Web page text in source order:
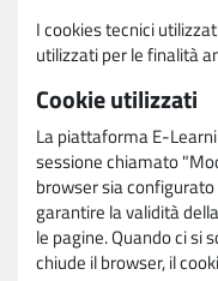
I cookies tecnici
utilizzati per le finalità
Cookie utilizzati
La piattaforma E-
sessione chiamato
browser sia
garantire la validità
le pagine. Quando ci si
chiude il browser, il